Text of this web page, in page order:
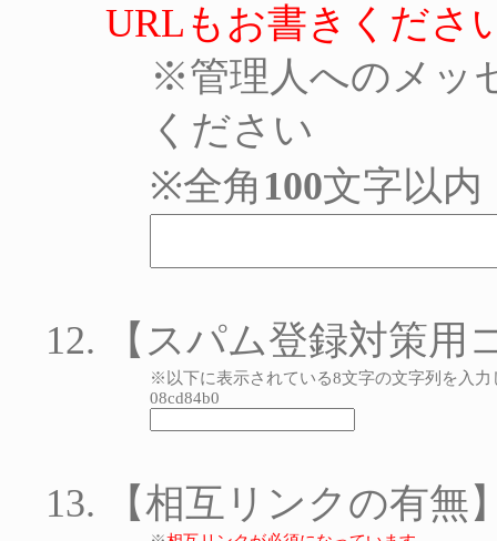
URLもお書きくださ
※管理人へのメッ
ください
※全角 100文字以内
【スパム登録対策用
※以下に表示されている8文字の文字列を入力
08cd84b0
【相互リンクの有無